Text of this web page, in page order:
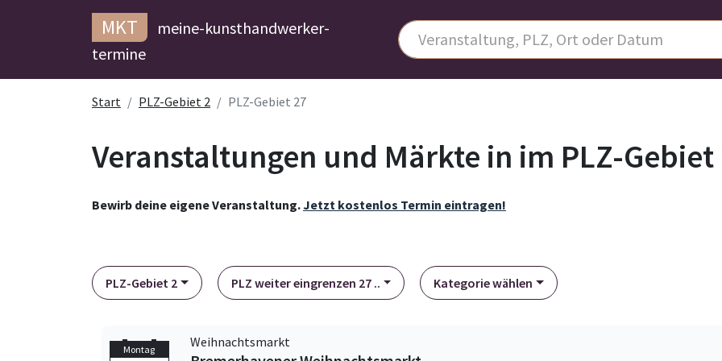
MKT
meine-kunsthandwerker-
termine
Start PLZ-Gebiet 2 PLZ-Gebiet 27
Veranstaltungen und Märkte in im PLZ-Gebiet
Bewirb deine eigene Veranstaltung.Jetzt kostenlos Termin eintragen!
PLZ-Gebiet 2 PLZ weiter eingrenzen 27 .. Kategorie wählen
Montag Weihnachtsmarkt